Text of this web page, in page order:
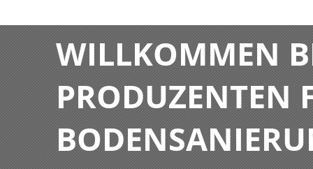
WILLKOMMEN
PRODUZENTEN